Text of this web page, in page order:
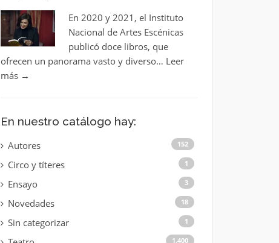
En 2020 y 2021, el Instituto
Nacional de Artes Escénicas
publicó doce libros, que
ofrecen un panorama vasto y diverso… Leer
más →
En nuestro catálogo hay:
Autores 152
Circo y títeres 1
Ensayo 3
Novedades 18
Sin categorizar 1
1.400